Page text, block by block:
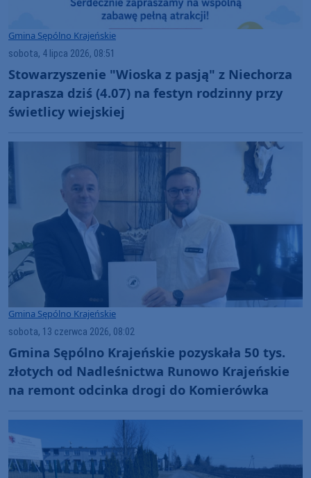
Gmina Sępólno Krajeńskie
sobota, 4 lipca 2026, 08:51
Stowarzyszenie "Wioska z pasją" z Niechorza
zaprasza dziś (4.07) na festyn rodzinny przy
świetlicy wiejskiej
Gmina Sępólno Krajeńskie
sobota, 13 czerwca 2026, 08:02
Gmina Sępólno Krajeńskie pozyskała 50 tys.
złotych od Nadleśnictwa Runowo Krajeńskie
na remont odcinka drogi do Komierówka